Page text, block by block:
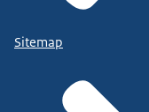
Sitemap